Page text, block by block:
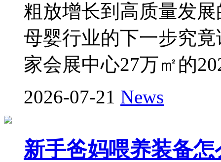
粗放增长到高质量发
母婴行业的下一步究
家会展中心27万㎡的
2026-07-21 News
新手爸妈喂养装备